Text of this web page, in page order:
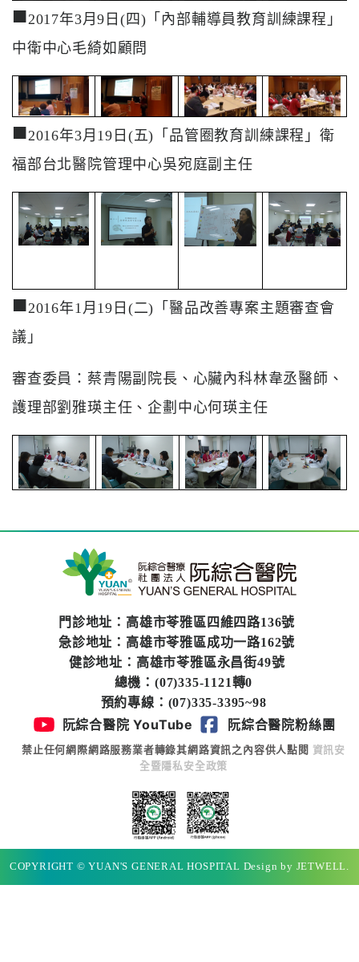
■2017年3月9日(四)「內部輔導員教育訓練課程」
中衛中心毛綺如顧問
■2016年3月19日(五)「品管圈教育訓練課程」衛
福部台北醫院管理中心吳宛庭副主任
■2016年1月19日(二)「醫品改善專案主題審查會
議」
審查委員：蔡青陽副院長、心臟內科林韋丞醫師、
護理部劉雅瑛主任、企劃中心何瑛主任
門診地址：高雄市苓雅區四維四路136號
急診地址：高雄市苓雅區成功一路162號
健診地址：高雄市苓雅區永昌街49號
總機：(07)335-1121轉0
預約專線：(07)335-3395~98
阮綜合醫院 YouTube 阮綜合醫院粉絲團
禁止任何網際網路服務業者轉錄其網路資訊之內容供人點閱 資訊安
全暨隱私安全政策
COPYRIGHT © YUAN'S GENERAL HOSPITAL Design by JETWELL.